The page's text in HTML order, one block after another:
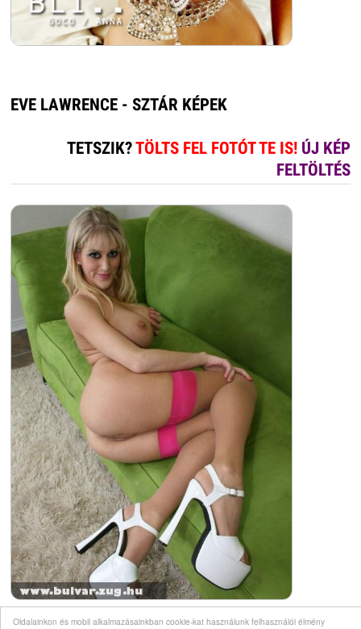
Oldalainkon és mobil alkalmazásainkban cookie-kat használunk felhasználói élmény
EVE LAWRENCE - SZTÁR KÉPEK
TETSZIK?TÖLTS FEL FOTÓT TE IS! ÚJ KÉP
FELTÖLTÉS